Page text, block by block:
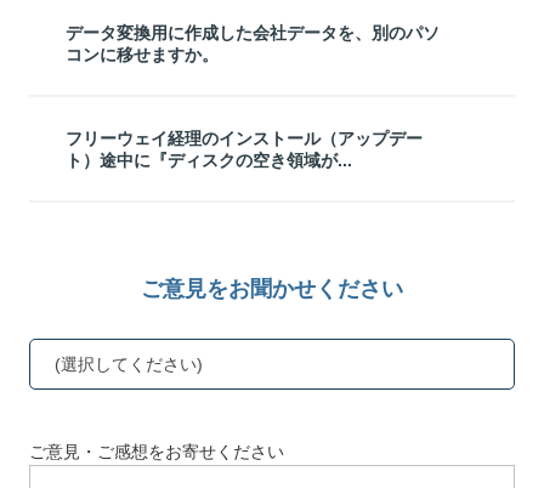
データ変換用に作成した会社データを、別のパソ
コンに移せますか。
フリーウェイ経理のインストール（アップデー
ト）途中に『ディスクの空き領域が...
ご意見をお聞かせください
(選択してください)
ご意見・ご感想をお寄せください